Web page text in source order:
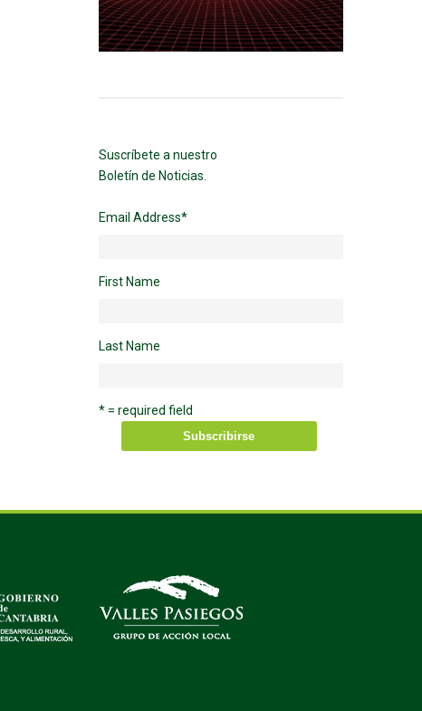
Suscríbete a nuestro
Boletín de Noticias.
Email Address*
First Name
Last Name
* = required field